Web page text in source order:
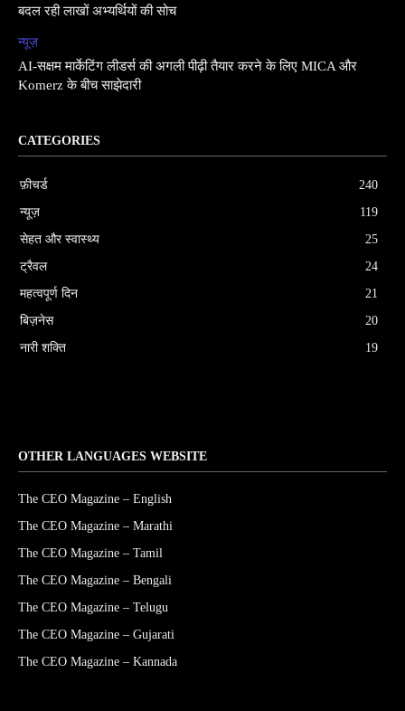
बदल रही लाखों अभ्यर्थियों की सोच
न्यूज़
AI-सक्षम मार्केटिंग लीडर्स की अगली पीढ़ी तैयार करने के लिए MICA और
Komerz के बीच साझेदारी
CATEGORIES
फ़ीचर्ड
240
न्यूज़
119
सेहत और स्वास्थ्य
25
ट्रैवल
24
महत्वपूर्ण दिन
21
बिज़नेस
20
नारी शक्ति
19
OTHER LANGUAGES WEBSITE
The CEO Magazine – English
The CEO Magazine – Marathi
The CEO Magazine – Tamil
The CEO Magazine – Bengali
The CEO Magazine – Telugu
The CEO Magazine – Gujarati
The CEO Magazine – Kannada